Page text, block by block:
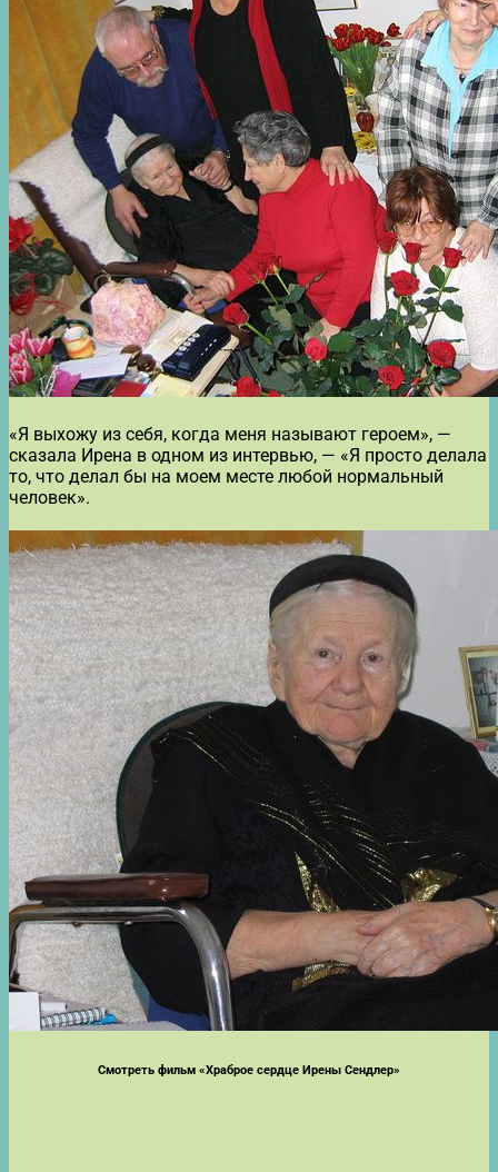
«Я выхожу из себя, когда меня называют героем», —
сказала Ирена в одном из интервью, — «Я просто делала
то, что делал бы на моем месте любой нормальный
человек».
Смотреть фильм «Храброе сердце Ирены Сендлер»